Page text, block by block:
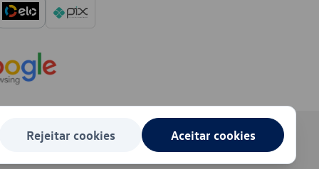
Rejeitar cookies Aceitar cookies